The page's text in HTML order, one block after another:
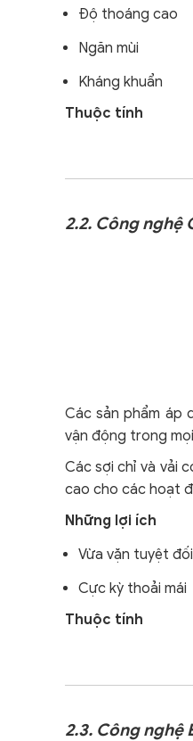
Độ thoáng cao
Ngăn mùi
Kháng khuẩn
Thuộc tính
2.2. Công nghệ
Các sản phẩm áp
vận động trong
Các sợi chỉ và vải
cao cho các hoạt
Những lợi ích
Vừa vặn tuyệt đối
Cực kỳ thoải mái
Thuộc tính
2.3. Công nghệ